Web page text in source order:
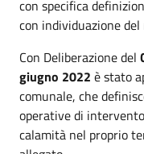
con specifica
con individuazione
Con Deliberazione del
giugno 2022 è stato
comunale, che
operative di
calamità nel proprio